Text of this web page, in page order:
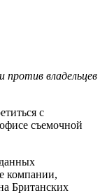
против владельцев
с
съемочной
компании,
Британских